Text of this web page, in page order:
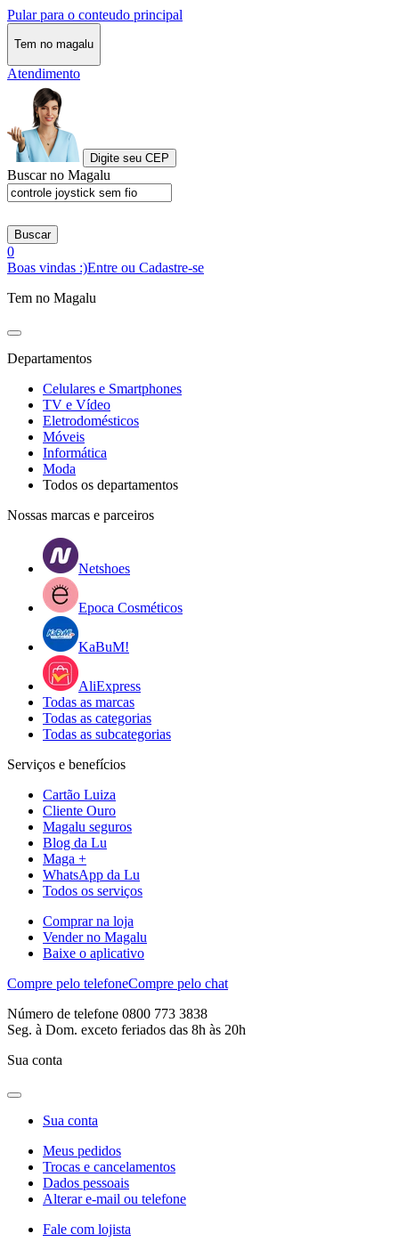
Pular para o conteudo principal
Tem no magalu
Atendimento
Digite seu CEP
Buscar no Magalu
Buscar
0
Boas vindas :)Entre ou Cadastre-se
Tem no Magalu
Departamentos
Celulares e Smartphones
TV e Vídeo
Eletrodomésticos
Móveis
Informática
Moda
Todos os departamentos
Nossas marcas e parceiros
Netshoes
Epoca Cosméticos
KaBuM!
AliExpress
Todas as marcas
Todas as categorias
Todas as subcategorias
Serviços e benefícios
Cartão Luiza
Cliente Ouro
Magalu seguros
Blog da Lu
Maga +
WhatsApp da Lu
Todos os serviços
Comprar na loja
Vender no Magalu
Baixe o aplicativo
Compre pelo telefoneCompre pelo chat
Número de telefone 0800 773 3838
Seg. à Dom. exceto feriados das 8h às 20h
Sua conta
Sua conta
Meus pedidos
Trocas e cancelamentos
Dados pessoais
Alterar e-mail ou telefone
Fale com lojista